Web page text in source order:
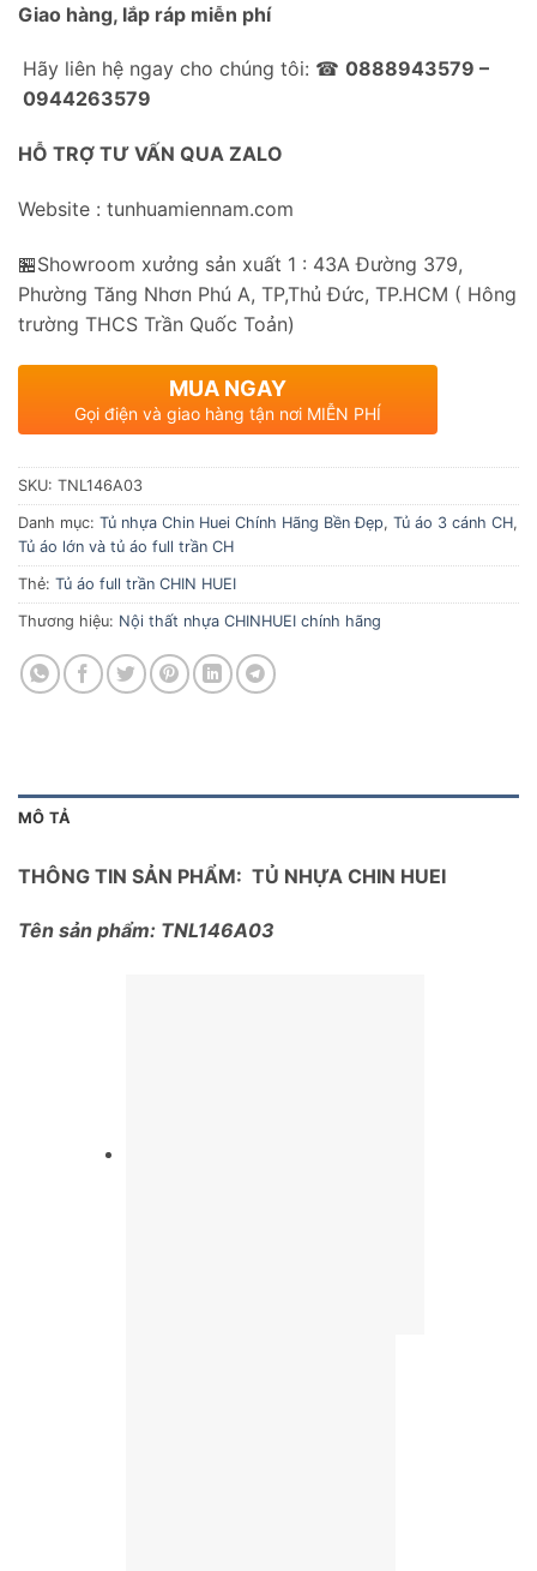
Giao hàng, lắp ráp miễn phí
Hãy liên hệ ngay cho chúng tôi: ☎ 0888943579 –
0944263579
HỖ TRỢ TƯ VẤN QUA ZALO
Website : tunhuamiennam.com
🏪Showroom xưởng sản xuất 1 : 43A Đường 379,
Phường Tăng Nhơn Phú A, TP,Thủ Đức, TP.HCM ( Hông
trường THCS Trần Quốc Toản)
MUA NGAY
Gọi điện và giao hàng tận nơi MIỄN PHÍ
SKU: TNL146A03
Danh mục: Tủ nhựa Chin Huei Chính Hãng Bền Đẹp, Tủ áo 3 cánh CH,
Tủ áo lớn và tủ áo full trần CH
Thẻ: Tủ áo full trần CHIN HUEI
Thương hiệu: Nội thất nhựa CHINHUEI chính hãng
MÔ TẢ
THÔNG TIN SẢN PHẨM: TỦ NHỰA CHIN HUEI
Tên sản phẩm: TNL146A03